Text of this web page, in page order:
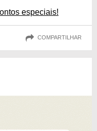
especiais!
COMPARTILHAR